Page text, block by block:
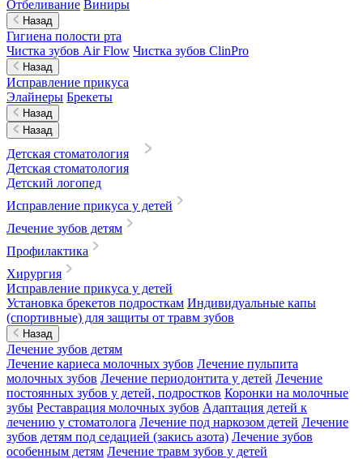
Отбеливание Виниры
Назад
Гигиена полости рта
Чистка зубов Air Flow Чистка зубов ClinPro
Назад
Исправление прикуса
Элайнеры Брекеты
Назад
Назад
Детская стоматология
Детская стоматология
Детский логопед
Исправление прикуса у детей
Лечение зубов детям
Профилактика
Хирургия
Исправление прикуса у детей
Установка брекетов подросткам Индивидуальные капы
(спортивные) для защиты от травм зубов
Назад
Лечение зубов детям
Лечение кариеса молочных зубов Лечение пульпита
молочных зубов Лечение периодонтита у детей Лечение
постоянных зубов у детей, подростков Коронки на молочные
зубы Реставрация молочных зубов Адаптация детей к
лечению у стоматолога Лечение под наркозом детей Лечение
зубов детям под седацией (закись азота) Лечение зубов
особенным детям Лечение травм зубов у детей